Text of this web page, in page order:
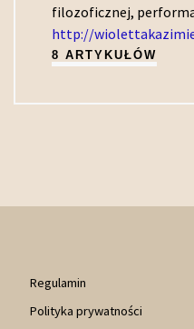
filozoficznej,
http://
8 ARTYKUŁÓW
Regulamin
Polityka prywatności